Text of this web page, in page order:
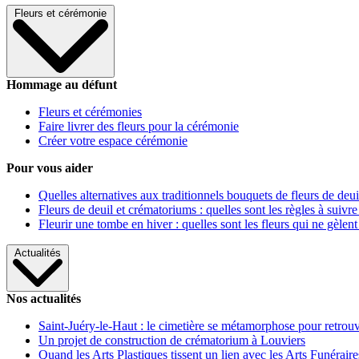
Fleurs et cérémonie
Hommage au défunt
Fleurs et cérémonies
Faire livrer des fleurs pour la cérémonie
Créer votre espace cérémonie
Pour vous aider
Quelles alternatives aux traditionnels bouquets de fleurs de
Fleurs de deuil et crématoriums : quelles sont les règles à
Fleurir une tombe en hiver : quelles sont les fleurs qui ne gèlent
Actualités
Nos actualités
Saint-Juéry-le-Haut : le cimetière se métamorphose pour
Un projet de construction de crématorium à Louviers
Quand les Arts Plastiques tissent un lien avec les Arts